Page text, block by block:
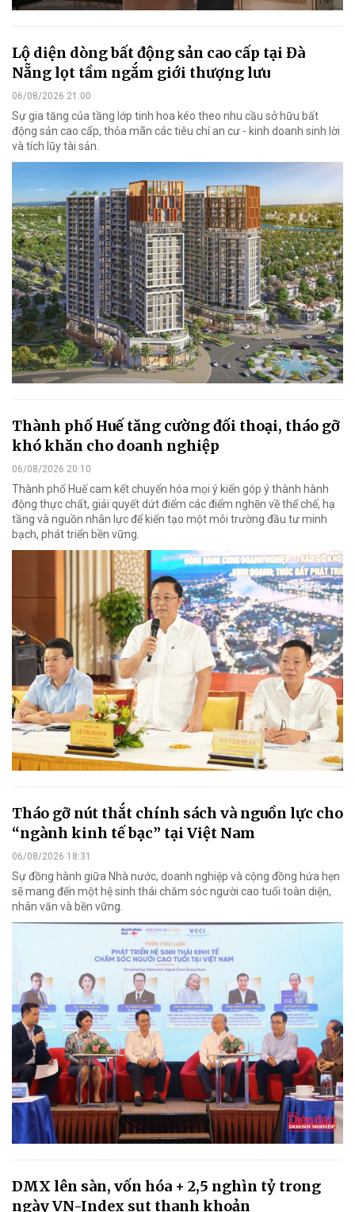
Lộ diện dòng bất động sản cao cấp tại Đà
Nẵng lọt tầm ngắm giới thượng lưu
06/08/2026 21:00
Sự gia tăng của tầng lớp tinh hoa kéo theo nhu cầu sở hữu bất
động sản cao cấp, thỏa mãn các tiêu chí an cư - kinh doanh sinh lời
và tích lũy tài sản.
Thành phố Huế tăng cường đối thoại, tháo gỡ
khó khăn cho doanh nghiệp
06/08/2026 20:10
Thành phố Huế cam kết chuyển hóa mọi ý kiến góp ý thành hành
động thực chất, giải quyết dứt điểm các điểm nghẽn về thể chế, hạ
tầng và nguồn nhân lực để kiến tạo một môi trường đầu tư minh
bạch, phát triển bền vững.
Tháo gỡ nút thắt chính sách và nguồn lực cho
“ngành kinh tế bạc” tại Việt Nam
06/08/2026 18:31
Sự đồng hành giữa Nhà nước, doanh nghiệp và cộng đồng hứa hẹn
sẽ mang đến một hệ sinh thái chăm sóc người cao tuổi toàn diện,
nhân văn và bền vững.
DMX lên sàn, vốn hóa + 2,5 nghìn tỷ trong
ngày VN-Index sụt thanh khoản